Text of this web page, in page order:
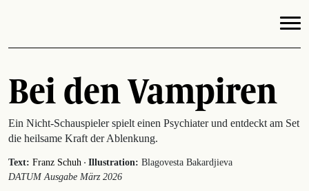
Bei den Vampiren
Ein Nicht-Schauspieler spielt einen Psychiater und entdeckt am Set
die heilsame Kraft der Ablenkung.
Text: Franz Schuh · Illustration: Blagovesta Bakardjieva
DATUM Ausgabe März 2026